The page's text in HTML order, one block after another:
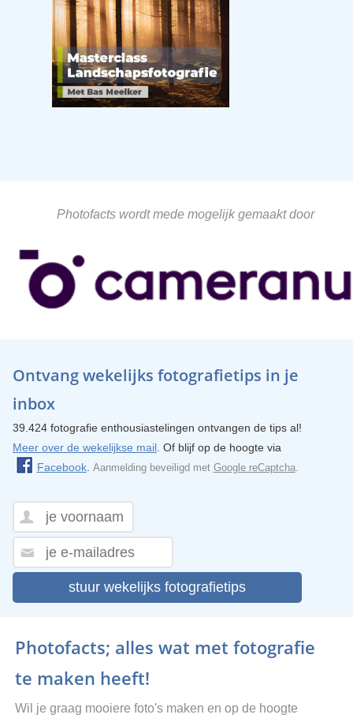
Photofacts wordt mede mogelijk gemaakt door
Ontvang wekelijks fotografietips in je
inbox
39.424 fotografie enthousiastelingen ontvangen de tips al!
Meer over de wekelijkse mail. Of blijf op de hoogte via
Facebook. Aanmelding beveiligd met Google reCaptcha.
stuur wekelijks fotografietips
Photofacts; alles wat met fotografie
te maken heeft!
Wil je graag mooiere foto's maken en op de hoogte